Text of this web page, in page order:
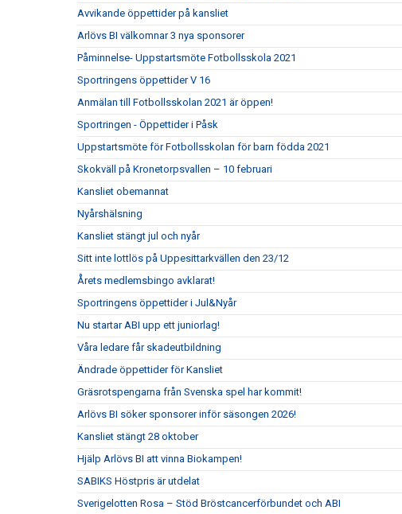
Avvikande öppettider på kansliet
Arlövs BI välkomnar 3 nya sponsorer
Påminnelse- Uppstartsmöte Fotbollsskola 2021
Sportringens öppettider V 16
Anmälan till Fotbollsskolan 2021 är öppen!
Sportringen - Öppettider i Påsk
Uppstartsmöte för Fotbollsskolan för barn födda 2021
Skokväll på Kronetorpsvallen – 10 februari
Kansliet obemannat
Nyårshälsning
Kansliet stängt jul och nyår
Sitt inte lottlös på Uppesittarkvällen den 23/12
Årets medlemsbingo avklarat!
Sportringens öppettider i Jul&Nyår
Nu startar ABI upp ett juniorlag!
Våra ledare får skadeutbildning
Ändrade öppettider för Kansliet
Gräsrotspengarna från Svenska spel har kommit!
Arlövs BI söker sponsorer inför säsongen 2026!
Kansliet stängt 28 oktober
Hjälp Arlövs BI att vinna Biokampen!
SABIKS Höstpris är utdelat
Sverigelotten Rosa – Stöd Bröstcancerförbundet och ABI